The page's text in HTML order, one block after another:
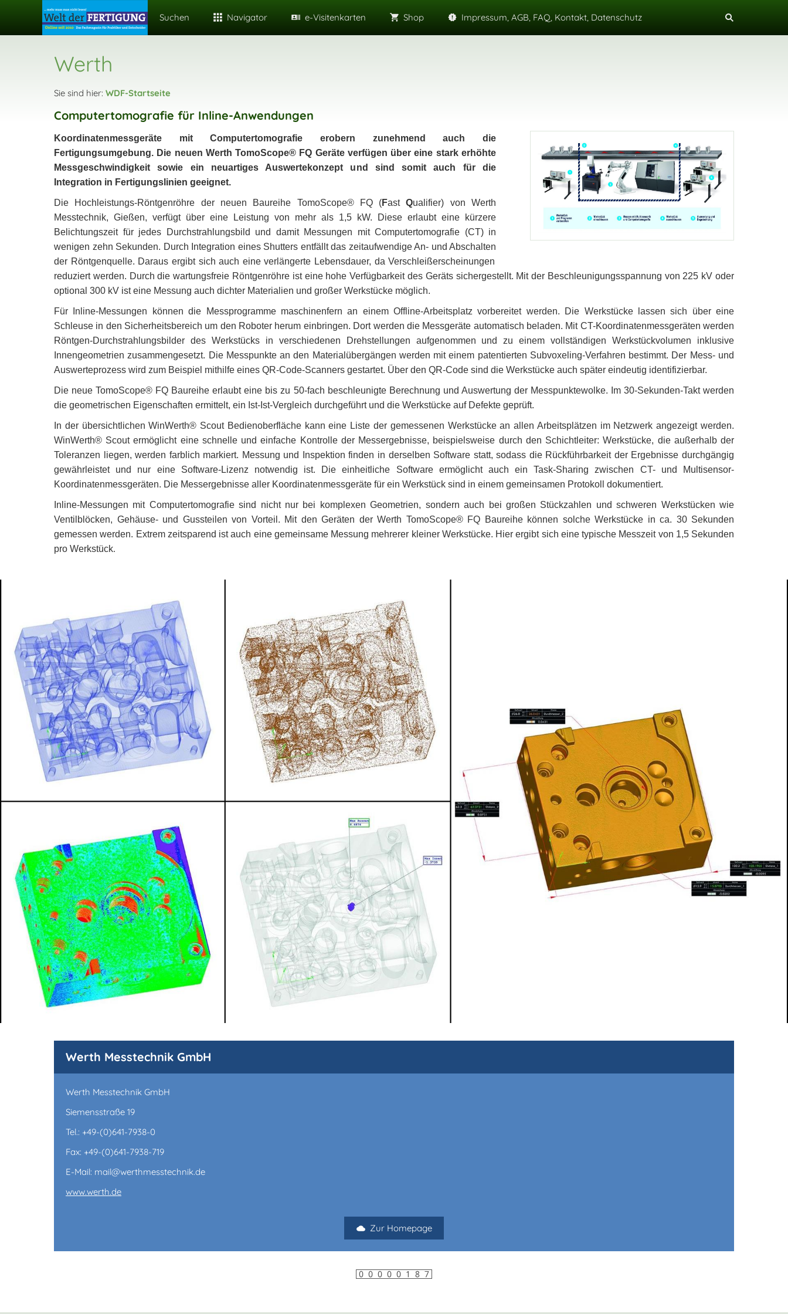
Suchen Navigator e-Visitenkarten Shop Impressum, AGB, FAQ, Kontakt, Datenschutz
Werth
Sie sind hier: WDF-Startseite
Computertomografie für Inline-Anwendungen
Koordinatenmessgeräte mit Computertomografie erobern zunehmend auch die
Fertigungsumgebung. Die neuen Werth TomoScope® FQ Geräte verfügen über eine stark erhöhte
Messgeschwindigkeit sowie ein neuartiges Auswertekonzept und sind somit auch für die
Integration in Fertigungslinien geeignet.
Die Hochleistungs-Röntgenröhre der neuen Baureihe TomoScope®FQ (FastQualifier) von Werth
Messtechnik, Gießen, verfügt über eine Leistung von mehr als 1,5 kW. Diese erlaubt eine kürzere
Belichtungszeit für jedes Durchstrahlungsbild und damit Messungen mit Computertomografie (CT) in
wenigen zehn Sekunden. Durch Integration eines Shutters entfä llt das zeitaufwendige An- und Abschalten
der Röntgenquelle. Daraus ergibt sich auch eine verlängerte Lebensdauer, da Verschleißerscheinungen
reduziert werden. Durch die wartungsfreie Röntgenröhreist eine hohe Verfügbarkeit des Geräts sichergestellt. Mit der Beschleunigungsspannung von 225 kV oder
optional 300 kV ist eine Messung auch dichter Materialien und großer Werkstücke möglich.
Für Inline-Messungen können die Messprogramme maschinenfern an einem Offline-Arbeitsplatz vorbereitet werden. Die Werkstücke lassen sich über eine
Schleuse in den Sicherheitsbereich um den Roboter herum einbringen. Dort werden die Messgeräte automatisch beladen. Mit CT-Koordinatenmessgeräten werden
Röntgen-Durchstrahlungsbilder des Werkstücks in verschiedenen Drehstellungen aufgenommen und zu einem vollständigen Werkstückvolumen inklusive
Innengeometrien zusammengesetzt. Die Messpunkte an den Materialübergängen werden mit einem patentierten Subvoxeling-Verfahren bestimmt. Der Mess- und
Auswerteprozess wird zum Beispiel mithilfe eines QR-Code-Scanners gestartet. Über den QR-Code sind die Werkstücke auch später eindeutig identifizierbar.
Die neue TomoScope® FQ Baureihe erlaubt eine bis zu 50-fach beschleunigte Berechnung und Auswertung der Messpunktewolke. Im 30-Sekunden-Takt werden
die geometrischen Eigenschaften ermittelt, ein Ist-Ist-Vergleich durchgeführt und die Werkstücke auf Defekte geprüft.
In der übersichtlichen WinWerth® Scout Bedienoberfläche kann eine Liste der gemessenen Werkstücke an allen Arbeitsplätzen im Netzwerk angezeigt werden.
WinWerth® Scout ermöglicht eine schnelle und einfache Kontrolle der Messergebnisse, beispielsweise durch den Schichtleiter: Werkstücke, die außerhalb der
Toleranzen liegen, werden farblich markiert. Messung und Inspektion finden in derselben Software statt, sodass die Rückführbarkeit der Ergebnisse durchgängig
gewährleistet und nur eine Software-Lizenz notwendig ist. Die einheitliche Software ermöglicht auch ein Task-Sharing zwischen CT- und Multisensor-
Koordinatenmessgeräten. Die Messergebnisse aller Koordinatenmessgeräte für ein Werkstück sind in einem gemeinsamen Protokoll dokumentiert.
Inline-Messungen mit Computertomografiesind nicht nur bei komplexen Geometrien, sondern auch bei großen Stückzahlen und schweren Werkstücken wie
Ventilblöcken, Gehäuse- und Gussteilen von Vorteil. Mit den Geräten der Werth TomoScope®FQ Baureihe können solche Werkstücke in ca. 30 Sekunden
gemessen werden. Extrem zeitsparend ist auch eine gemeinsame Messung mehrerer kleinerWerkstücke. Hier ergibt sich eine typische Messzeit von 1,5 Sekunden
pro Werkstück.
Werth Messtechnik GmbH
Werth Messtechnik GmbH
Siemensstraße 19
Tel.: +49-(0)641-7938-0
Fax: +49-(0)641-7938-719
E-Mail: mail@werthmesstechnik.de
www.werth.de
Zur Homepage